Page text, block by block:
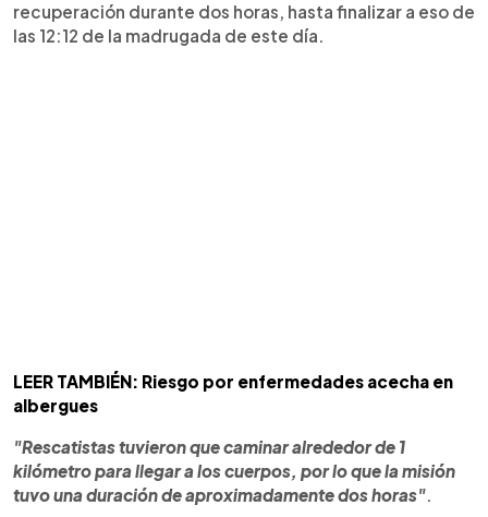
recuperación durante dos horas, hasta finalizar a eso de
las 12:12 de la madrugada de este día.
LEER TAMBIÉN: Riesgo por enfermedades acecha en
albergues
"Rescatistas tuvieron que caminar alrededor de 1
kilómetro para llegar a los cuerpos, por lo que la misión
tuvo una duración de aproximadamente dos horas".